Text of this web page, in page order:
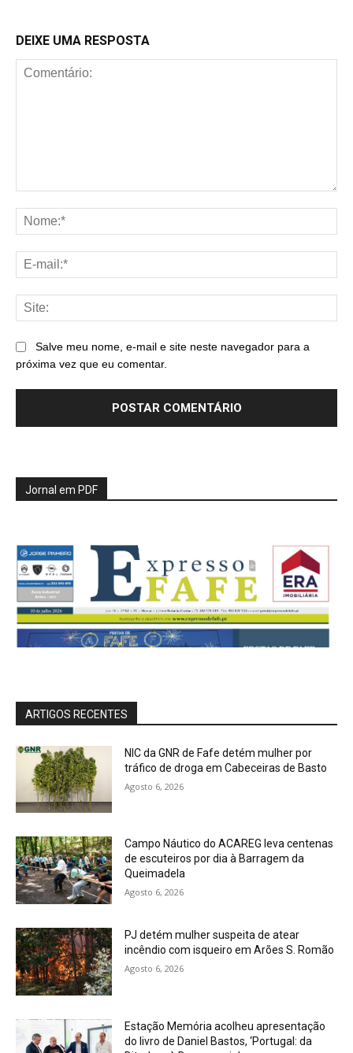
DEIXE UMA RESPOSTA
Salve meu nome, e-mail e site neste navegador para a
próxima vez que eu comentar.
Jornal em PDF
ARTIGOS RECENTES
NIC da GNR de Fafe detém mulher por
tráfico de droga em Cabeceiras de Basto
Agosto 6, 2026
Campo Náutico do ACAREG leva centenas
de escuteiros por dia à Barragem da
Queimadela
Agosto 6, 2026
PJ detém mulher suspeita de atear
incêndio com isqueiro em Arões S. Romão
Agosto 6, 2026
Estação Memória acolheu apresentação
do livro de Daniel Bastos, ‘Portugal: da